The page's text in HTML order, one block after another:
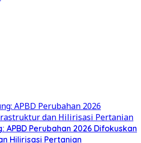
APBD Perubahan 2026 Difokuskan
Hilirisasi Pertanian